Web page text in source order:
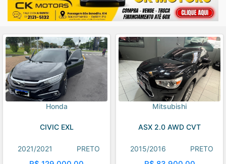
Honda
CIVIC EXL
2021/2021 PRETO
Mitsubishi
ASX 2.0 AWD CVT
2015/2016 PRETO